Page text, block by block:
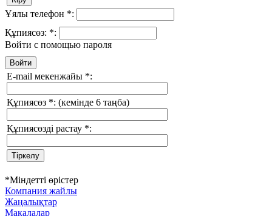
Ұялы телефон *:
Құпиясөз: *:
Войти с помощью пароля
E-mail мекенжайы *:
Құпиясөз *: (кемінде 6 таңба)
Құпиясөзді растау *:
*Міндетті өрістер
Компания жайлы
Жаңалықтар
Мақалалар